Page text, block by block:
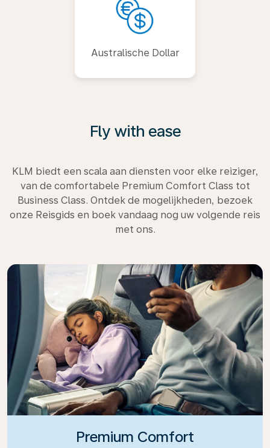
Australische Dollar
Fly with ease
KLM biedt een scala aan diensten voor elke reiziger,
van de comfortabele Premium Comfort Class tot
Business Class. Ontdek de mogelijkheden, bezoek
onze Reisgids en boek vandaag nog uw volgende reis
met ons.
Premium Comfort